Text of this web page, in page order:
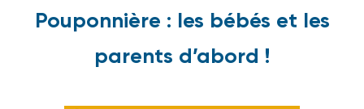
Pouponnière : les bébés et les
parents d’abord !